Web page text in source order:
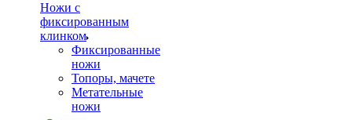
Ножи с
фиксированным
клинком
Фиксированные
ножи
Топоры, мачете
Метательные
ножи